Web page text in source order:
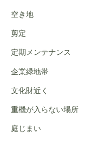
空き地
剪定
定期メンテナンス
企業緑地帯
文化財近く
重機が入らない場所
庭じまい